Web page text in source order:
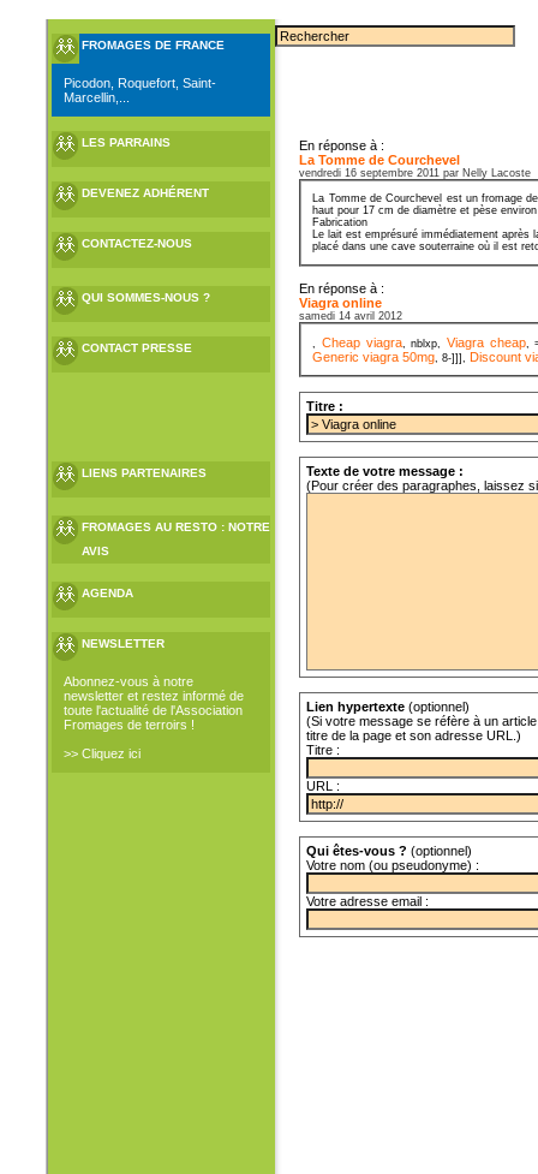
FROMAGES DE FRANCE
Picodon, Roquefort, Saint-
Marcellin,...
LES PARRAINS
DEVENEZ ADHÉRENT
CONTACTEZ-NOUS
QUI SOMMES-NOUS ?
CONTACT PRESSE
LIENS PARTENAIRES
FROMAGES AU RESTO : NOTRE
AVIS
AGENDA
NEWSLETTER
Abonnez-vous à notre
newsletter et restez informé de
toute l'actualité de l'Association
Fromages de terroirs !
>> Cliquez ici
En réponse à :
La Tomme de Courchevel
vendredi 16 septembre 2011 par Nelly Lacoste
La Tomme de Courchevel est un fromage
haut pour 17 cm de diamètre et pèse
Fabrication
Le lait est emprésuré immédiatement
placé dans une cave souterraine où il est
En réponse à :
Viagra online
samedi 14 avril 2012
,Cheap viagra, nblxp,Viagra cheap,
Generic viagra 50mg, 8-]]], Discount
Titre :
Texte de votre message :
(Pour créer des paragraphes, laissez
Lien hypertexte (optionnel)
(Si votre message se réfère à un
titre de la page et son adresse URL.)
Titre :
URL :
Qui êtes-vous ? (optionnel)
Votre nom (ou pseudonyme) :
Votre adresse email :